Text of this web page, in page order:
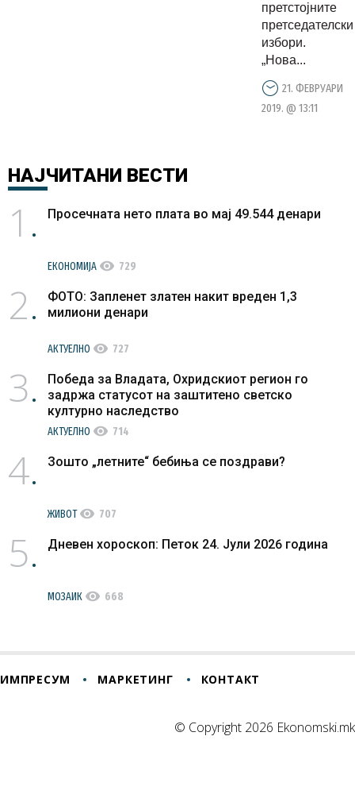
претстојните
претседателски
избори.
„Нова...
21. ФЕВРУАРИ
2019. @ 13:11
НАЈЧИТАНИ ВЕСТИ
1 Просечната нето плата во мај 49.544 денари
ЕКОНОМИЈА visibility 729
2
ФОТО: Запленет златен накит вреден 1,3
милиони денари
АКТУЕЛНО visibility 727
3
Победа за Владата, Охридскиот регион го
задржа статусот на заштитено светско
културно наследство
АКТУЕЛНО visibility 714
4 Зошто „летните“ бебиња се поздрави?
ЖИВОТvisibility 707
5 Дневен хороскоп: Петок 24. Јули 2026 година
МОЗАИК visibility 668
ИМПРЕСУМ МАРКЕТИНГ КОНТАКТ
© Copyright 2026 Ekonomski.mk